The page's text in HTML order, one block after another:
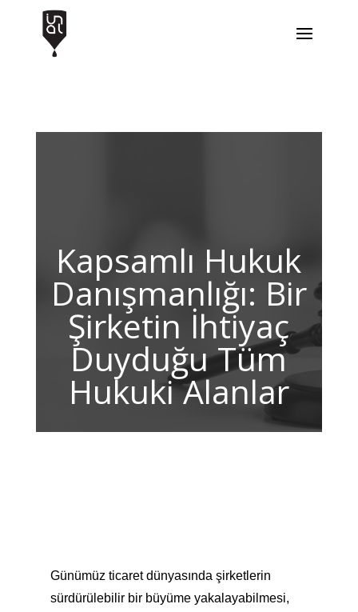
Kapsamlı Hukuk
Danışmanlığı: Bir
Şirketin İhtiyaç
Duyduğu Tüm
Hukuki Alanlar
Günümüz ticaret dünyasında şirketlerin
sürdürülebilir bir büyüme yakalayabilmesi,